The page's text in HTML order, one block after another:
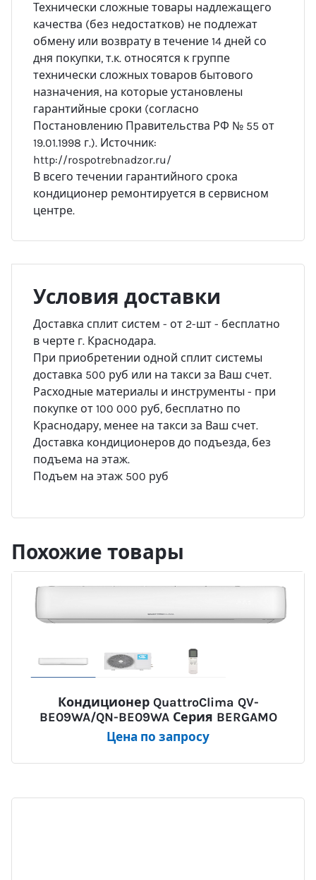
Технически сложные товары надлежащего
качества (без недостатков) не подлежат
обмену или возврату в течение 14 дней со
дня покупки, т.к. относятся к группе
технически сложных товаров бытового
назначения, на которые установлены
гарантийные сроки (согласно
Постановлению Правительства РФ № 55 от
19.01.1998 г.). Источник:
http://rospotrebnadzor.ru/
В всего течении гарантийного срока
кондиционер ремонтируется в сервисном
центре.
Условия доставки
Доставка сплит систем - от 2-шт - бесплатно
в черте г. Краснодара.
При приобретении одной сплит системы
доставка 500 руб или на такси за Ваш счет.
Расходные материалы и инструменты - при
покупке от 100 000 руб, бесплатно по
Краснодару, менее на такси за Ваш счет.
Доставка кондиционеров до подъезда, без
подъема на этаж.
Подъем на этаж 500 руб
Похожие товары
Кондиционер QuattroClima QV-
BE09WA/QN-BE09WA Серия BERGAMO
Цена по запросу